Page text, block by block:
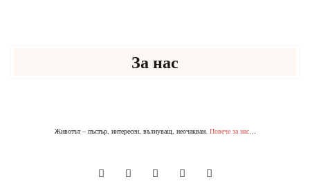
За нас
Животът – пъстър, интересен, вълнуващ, неочакван. Повече за нас…